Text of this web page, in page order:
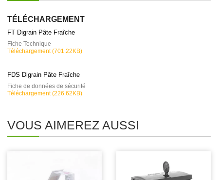
TÉLÉCHARGEMENT
FT Digrain Pâte Fraîche
Fiche Technique
Téléchargement (701.22KB)
FDS Digrain Pâte Fraîche
Fiche de données de sécurité
Téléchargement (226.62KB)
VOUS AIMEREZ AUSSI